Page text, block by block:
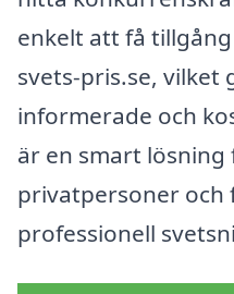
enkelt att få
svets-pris.se, vilket
informerade och
är en smart lösning
privatpersoner och
professionell